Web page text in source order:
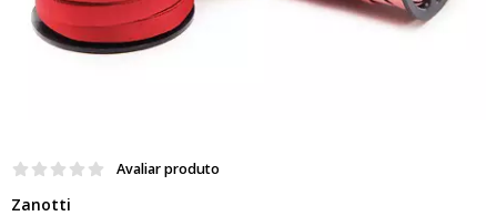
Avaliar produto
Zanotti